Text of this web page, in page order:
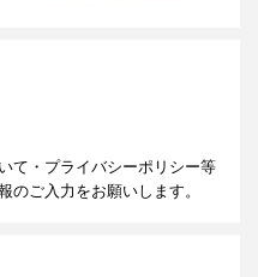
て・プライバシーポリシー等
のご入力をお願いします。